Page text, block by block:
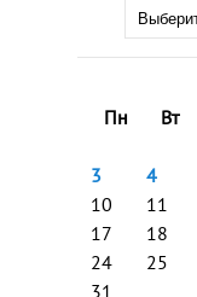
Пн
Вт
3
4
10
11
17
18
24
25
31